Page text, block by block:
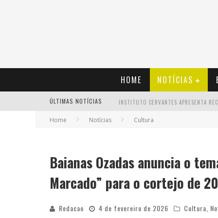
HOME NOTÍCIAS
ÚLTIMAS NOTÍCIAS
Home Notícias Cultura
Baianas Ozadas anuncia o
Marcado” para o cortejo de
Redacao 4 de fevereiro de 2026 Cultura